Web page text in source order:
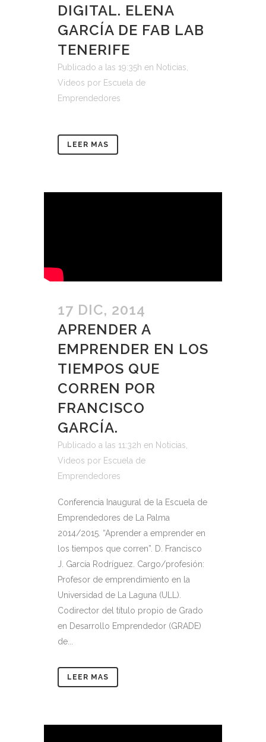
DIGITAL. ELENA
GARCÍA DE FAB LAB
TENERIFE
Publicado a las 19:35h en Noticias
Videos por Escuela de
Emprendedores
LEER MAS
17 DIC, 2014
APRENDER A
EMPRENDER EN LOS
TIEMPOS QUE
CORREN POR
FRANCISCO
GARCÍA.
Publicado a las 11:32h en Noticias
Videos por Escuela de
Emprendedores
Conferencia Inaugural de la Escuela de
Emprendedores de La Palma
2014/2015. “Aprender a emprender en
los tiempos que corren”. D. Francisco
J. García Rodríguez. Cargo/profesión:
Profesor de emprendimiento en la
Universidad de La Laguna (ULL).
Codirector del título propio de Grado
en Desarrollo Emprendedor (GRADE)
de...
LEER MAS